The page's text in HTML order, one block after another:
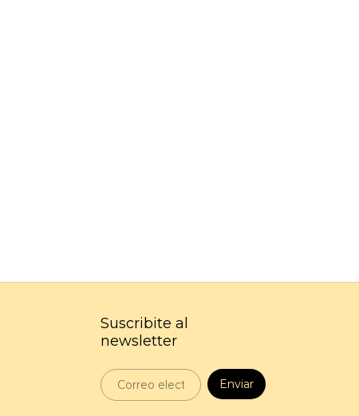
Suscribite al
newsletter